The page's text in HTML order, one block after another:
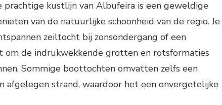
prachtige kustlijn van Albufeira is een geweldige
van de natuurlijke schoonheid van de regio. Je
zeiltocht bij zonsondergang of een
de indrukwekkende grotten en rotsformaties
Sommige boottochten omvatten zelfs een
afgelegen strand, waardoor het een onvergetelijke